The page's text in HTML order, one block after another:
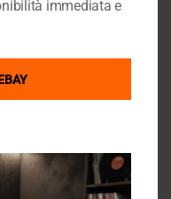
Utili
Policy
Card Sound in the City
immediata e